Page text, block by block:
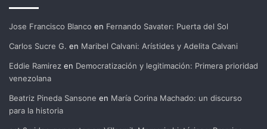
Jose Francisco Blanco en Fernando Savater: Puerta del Sol
Carlos Sucre G. en Maribel Calvani: Arístides y Adelita Calvani
Eddie Ramirez en Democratización y legitimación: Primera prioridad
venezolana
Beatriz Pineda Sansone en María Corina Machado: un discurso
para la historia